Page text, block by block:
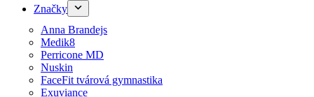
Značky
Anna Brandejs
Medik8
Perricone MD
Nuskin
FaceFit tvárová gymnastika
Exuviance